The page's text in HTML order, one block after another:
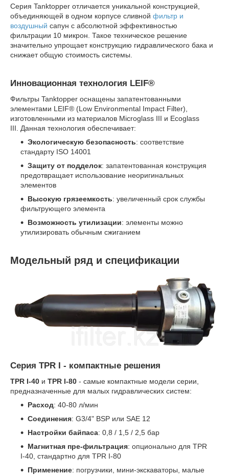
Серия Tanktopper отличается уникальной конструкцией,
объединяющей в одном корпусе сливной фильтр и
воздушный сапун с абсолютной эффективностью
фильтрации 10 микрон. Такое техническое решение
значительно упрощает конструкцию гидравлического бака и
снижает общую стоимость системы.
Инновационная технология LEIF®
Фильтры Tanktopper оснащены запатентованными
элементами LEIF® (Low Environmental Impact Filter),
изготовленными из материалов Microglass III и Ecoglass
III. Данная технология обеспечивает:
Экологическую безопасность: соответствие
стандарту ISO 14001
Защиту от подделок: запатентованная конструкция
предотвращает использование неоригинальных
элементов
Высокую грязеемкость: увеличенный срок службы
фильтрующего элемента
Возможность утилизации: элементы можно
утилизировать обычным сжиганием
Модельный ряд и спецификации
Серия TPR I - компактные решения
TPR I-40 и TPR I-80 - самые компактные модели серии,
предназначенные для малых гидравлических систем:
Расход: 40-80 л/мин
Соединения: G3/4" BSP или SAE 12
Настройки байпаса: 0,8 / 1,5 / 2,5 бар
Магнитная пре-фильтрация: опционально для TPR
I-40, стандартно для TPR I-80
Применение: погрузчики, мини-экскаваторы, малые